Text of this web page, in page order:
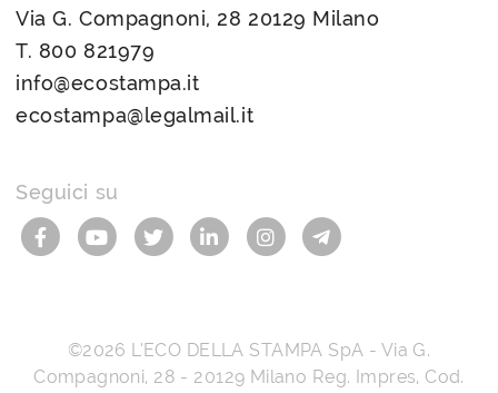
Via G. Compagnoni, 28 20129 Milano
T. 800 821979
info@ecostampa.it
ecostampa@legalmail.it
Seguici su
©2026 L’ECO DELLA STAMPA SpA - Via G.
Compagnoni, 28 - 20129 Milano Reg. Impres, Cod.